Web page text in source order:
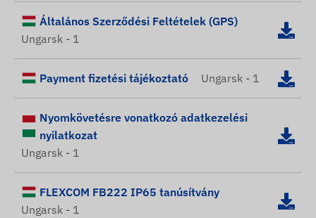
Általános Szerződési Feltételek (GPS)
Ungarsk - 1
Payment fizetési tájékoztató Ungarsk - 1
Nyomkövetésre vonatkozó adatkezelési
nyilatkozat
Ungarsk - 1
FLEXCOM FB222 IP65 tanúsítvány
Ungarsk - 1